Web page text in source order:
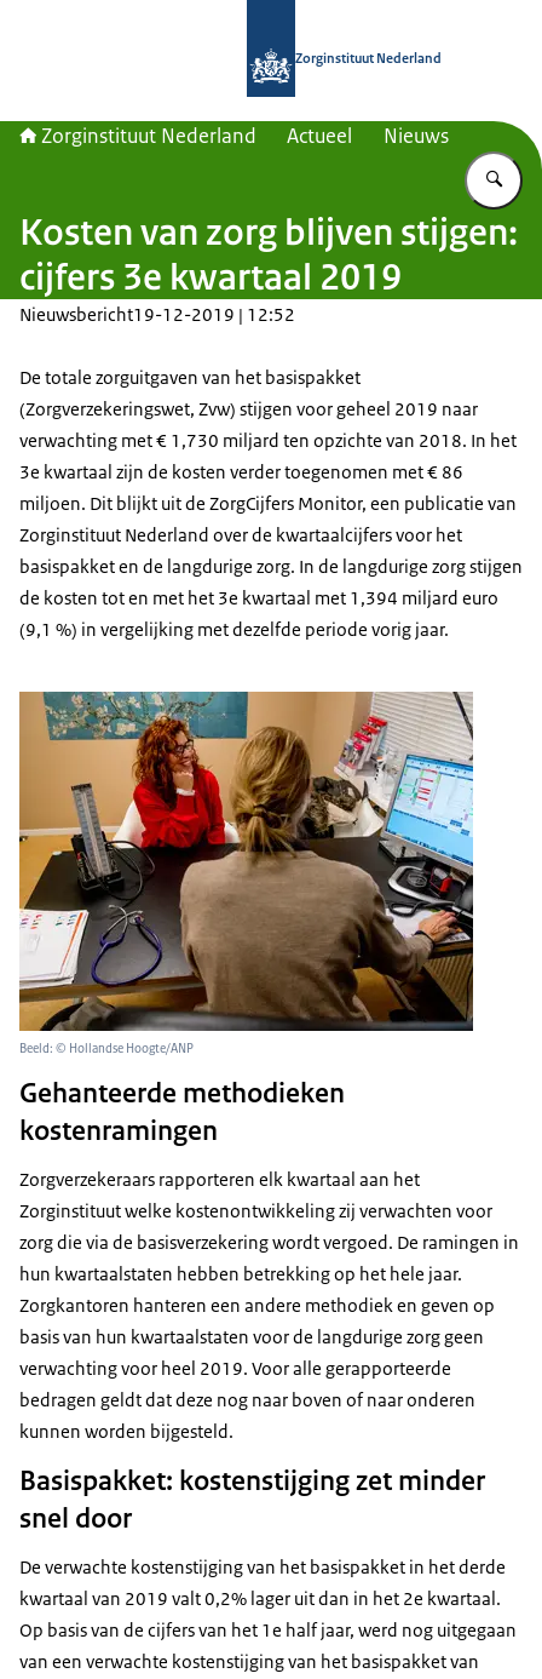
Zorginstituut Nederland
Zorginstituut Nederland Actueel Nieuws
Kosten van zorg blijven stijgen:
cijfers 3e kwartaal 2019
Nieuwsbericht19-12-2019 | 12:52
De totale zorguitgaven van het basispakket
(Zorgverzekeringswet, Zvw) stijgen voor geheel 2019 naar
verwachting met € 1,730 miljard ten opzichte van 2018. In het
3e kwartaal zijn de kosten verder toegenomen met € 86
miljoen. Dit blijkt uit de ZorgCijfers Monitor, een publicatie van
Zorginstituut Nederland over de kwartaalcijfers voor het
basispakket en de langdurige zorg. In de langdurige zorg stijgen
de kosten tot en met het 3e kwartaal met 1,394 miljard euro
(9,1 %) in vergelijking met dezelfde periode vorig jaar.
Beeld: © Hollandse Hoogte/ANP
Gehanteerde methodieken
kostenramingen
Zorgverzekeraars rapporteren elk kwartaal aan het
Zorginstituut welke kostenontwikkeling zij verwachten voor
zorg die via de basisverzekering wordt vergoed. De ramingen in
hun kwartaalstaten hebben betrekking op het hele jaar.
Zorgkantoren hanteren een andere methodiek en geven op
basis van hun kwartaalstaten voor de langdurige zorg geen
verwachting voor heel 2019. Voor alle gerapporteerde
bedragen geldt dat deze nog naar boven of naar onderen
kunnen worden bijgesteld.
Basispakket: kostenstijging zet minder
snel door
De verwachte kostenstijging van het basispakket in het derde
kwartaal van 2019 valt 0,2% lager uit dan in het 2e kwartaal.
Op basis van de cijfers van het 1e half jaar, werd nog uitgegaan
van een verwachte kostenstijging van het basispakket van